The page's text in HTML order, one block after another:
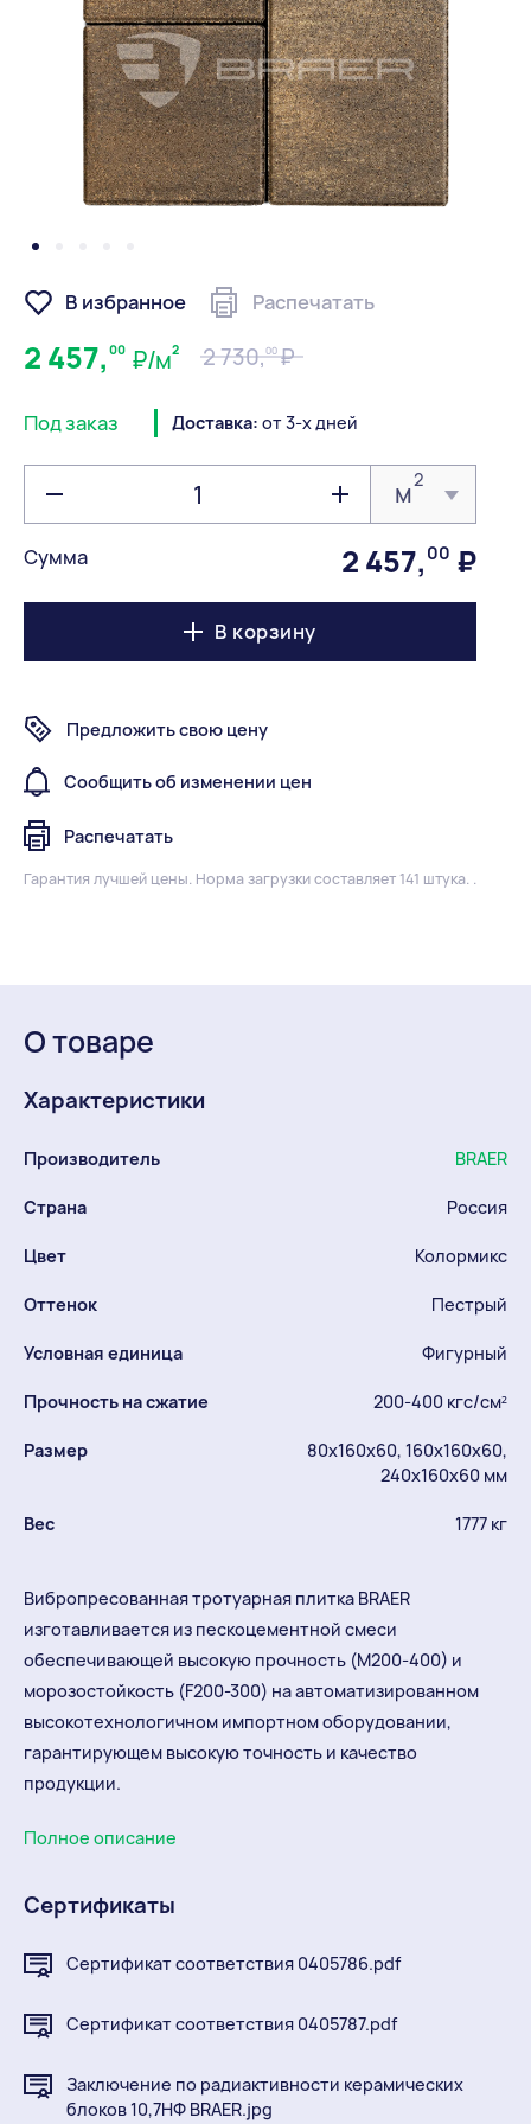
В избранное Распечатать
2 457, 00 ₽/м2 2 730,00
Под заказ Доставка: от 3-х дней
м2
Сумма 2 457, 00 ₽
В корзину
Предложить свою цену
Сообщить об изменении цен
Распечатать
Гарантия лучшей цены. Норма загрузки составляет 141 штука. .
О товаре
Характеристики
Производитель BRAER
Страна Россия
Цвет Колормикс
Оттенок Пестрый
Условная единица Фигурный
Прочность на сжатие 200-400 кгс/см²
Размер
80х160х60, 160х160х60,
240х160х60 мм
Вес 1777 кг
Вибропресованная тротуарная плитка BRAER
изготавливается из пескоцементной смеси
обеспечивающей высокую прочность (М200-400) и
морозостойкость (F200-300) на автоматизированном
высокотехнологичном импортном оборудовании,
гарантирующем высокую точность и качество
продукции.
Полное описание
Сертификаты
Сертификат соответствия 0405786.pdf
Сертификат соответствия 0405787.pdf
Заключение по радиактивности керамических
блоков 10,7НФ BRAER.jpg